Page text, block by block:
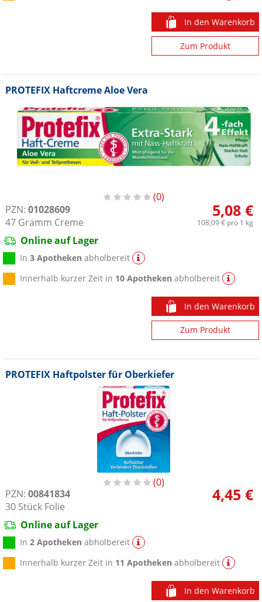
In den Warenkorb
Zum Produkt
PROTEFIX Haftcreme Aloe Vera
0
PZN: 01028609
47 Gramm Creme
5,08 €
108,09 €pro 1 kg
Online auf Lager
In3 Apotheken abholbereit
Innerhalb kurzer Zeit in 10 Apotheken abholbereit
In den Warenkorb
Zum Produkt
PROTEFIX Haftpolster für Oberkiefer
0
PZN: 00841834
30 Stück Folie
4,45 €
Online auf Lager
In2 Apotheken abholbereit
Innerhalb kurzer Zeit in 11 Apotheken abholbereit
In den Warenkorb